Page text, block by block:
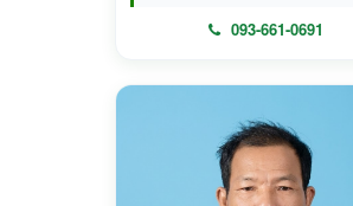
093-661-0691